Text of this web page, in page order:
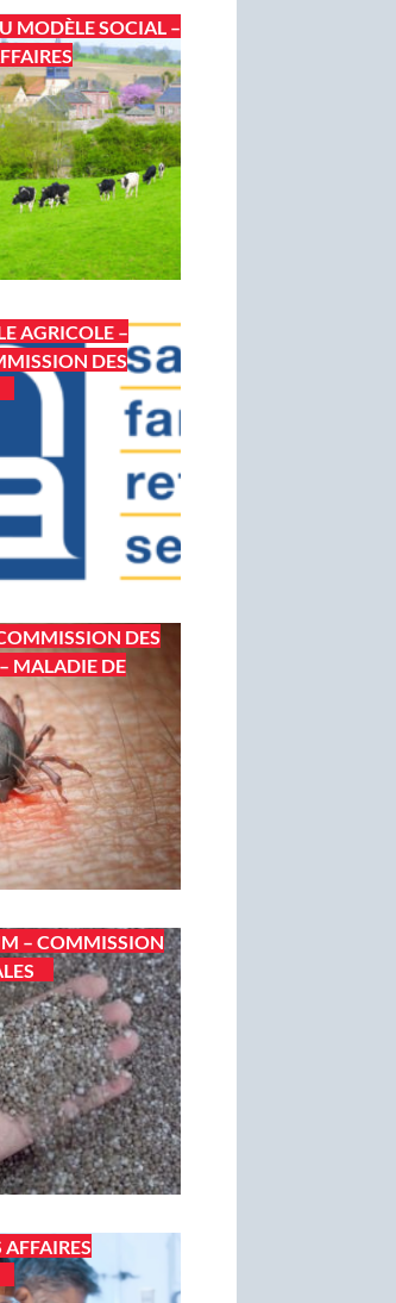
MODÈLE SOCIAL –
AGRICOLE –
DES
DES
MALADIE DE
– COMMISSION